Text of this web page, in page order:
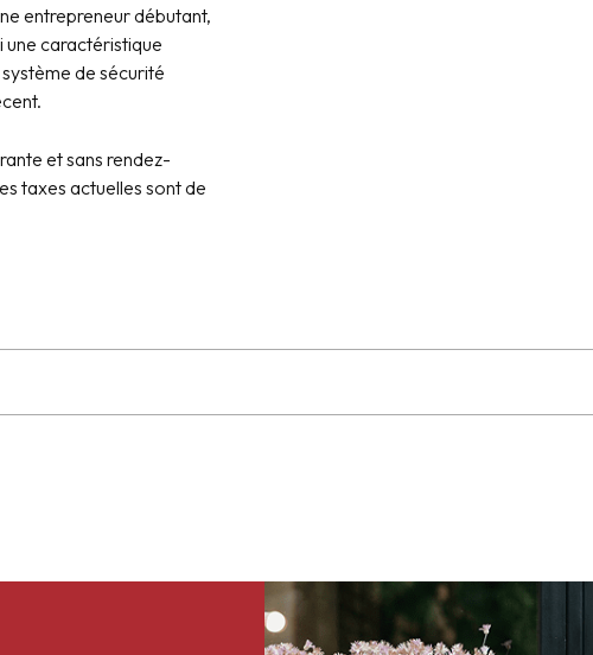
entrepreneur débutant,
une caractéristique
de sécurité
et sans rendez-
taxes actuelles sont de